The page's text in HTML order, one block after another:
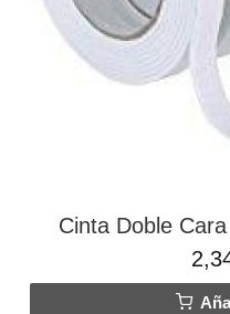
Cinta Doble